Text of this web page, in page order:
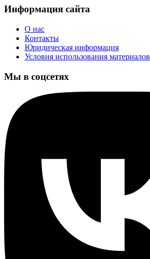
Информация сайта
О нас
Контакты
Юридическая информация
Условия использования материалов
Мы в соцсетях